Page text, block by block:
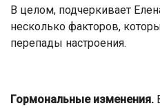
В целом, подчеркивает
несколько факторов,
перепады настроения.
Гормональные изменения.